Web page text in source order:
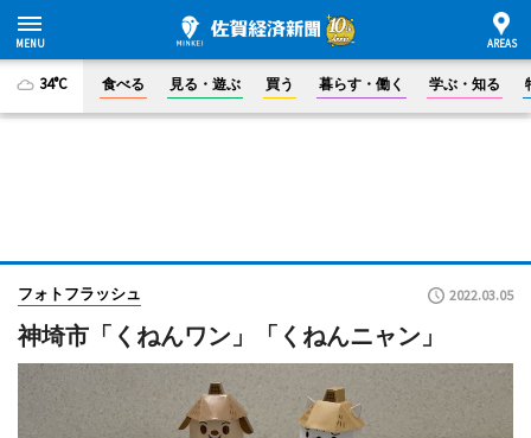
34°C 食べる 見る・遊ぶ 買う 暮らす・働く 学ぶ・知る
フォトフラッシュ 2022.03.05
神埼市「くねんワン」「くねんニャン」